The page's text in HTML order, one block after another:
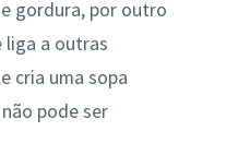
gordura, por outro
liga a outras
cria uma sopa
pode ser